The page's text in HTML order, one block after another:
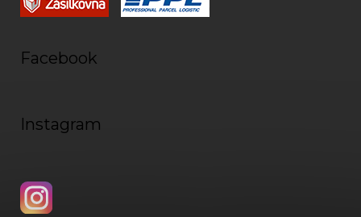
Facebook
Instagram